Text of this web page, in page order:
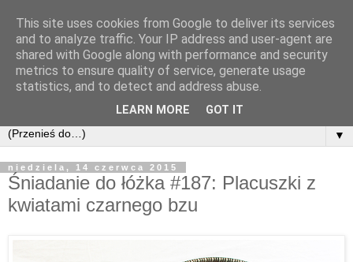
▼
niedziela, 14 czerwca 2015
Śniadanie do łóżka #187: Placuszki z
kwiatami czarnego bzu
This site uses cookies from Google to deliver its services
and to analyze traffic. Your IP address and user-agent are
shared with Google along with performance and security
metrics to ensure quality of service, generate usage
statistics, and to detect and address abuse.
LEARN MORE GOT IT